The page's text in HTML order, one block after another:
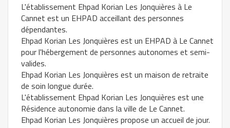
L'établissement Ehpad Korian Les Jonquières à Le
Cannet est un EHPAD acceillant des personnes
dépendantes.
Ehpad Korian Les Jonquières est un EHPAD à Le Cannet
pour l'hébergement de personnes autonomes et semi-
valides.
Ehpad Korian Les Jonquières est un maison de retraite
de soin longue durée.
L'établissement Ehpad Korian Les Jonquières est une
Résidence autonomie dans la ville de Le Cannet.
Ehpad Korian Les Jonquières propose un accueil de jour.